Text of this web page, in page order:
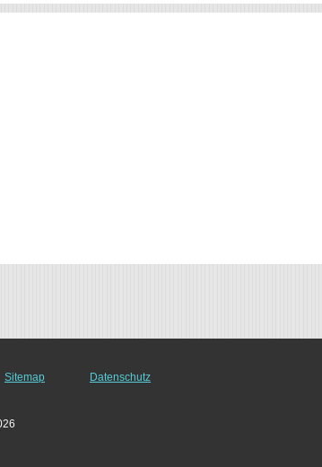
Sitemap Datenschutz